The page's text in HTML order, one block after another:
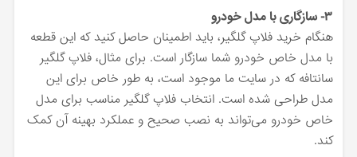
۳- سازگاری با مدل خودرو
هنگام خرید فلاپ گلگیر، باید اطمینان حاصل کنید که این قطعه
با مدل خاص خودرو شما سازگار است. برای مثال، فلاپ گلگیر
سانتافه که در سایت ما موجود است، به طور خاص برای این
مدل طراحی شده است. انتخاب فلاپ گلگیر مناسب برای مدل
خاص خودرو می‌تواند به نصب صحیح و عملکرد بهینه آن کمک
کند.